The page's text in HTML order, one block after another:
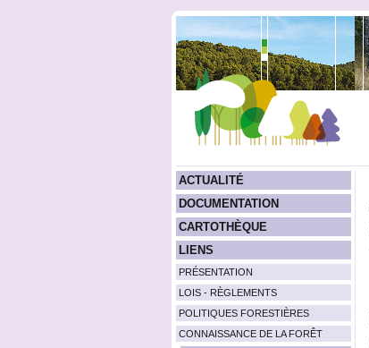
ACTUALITÉ
DOCUMENTATION
CARTOTHÈQUE
LIENS
PRÉSENTATION
LOIS - RÈGLEMENTS
POLITIQUES FORESTIÈRES
CONNAISSANCE DE LA FORÊT